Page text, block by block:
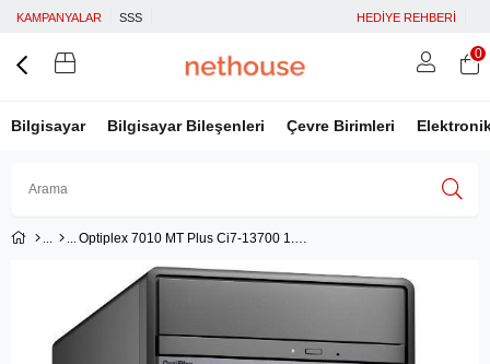
KAMPANYALAR SSS HEDİYE REHBERİ
Bilgisayar Bilgisayar Bileşenleri Çevre Birimleri
Üye Girişi
Google İle Bağlan
0
Optiplex 7010 MT Plus Ci7-13700 1.50 GHz 8GB 512GB SSD Win 11 Pro